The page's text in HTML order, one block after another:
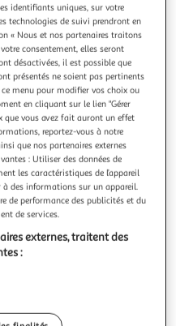
06 blond très clair
la coloration permanente
une couleur
100% de vos cheveux
unique et brevetée enrichie
identifiants uniques, sur votre
technologies de suivi prendront en
« Nous et nos partenaires traitons
consentement, elles seront
désactivées, il est possible que
présentés ne soient pas pertinents
menu pour modifier vos choix ou
en cliquant sur le lien "Gérer
que vous avez fait auront un effet
reportez-vous à notre
que nos partenaires externes
: Utiliser des données de
les caractéristiques de l’appareil
des informations sur un appareil.
de performance des publicités et du
de services.
externes, traitent des
: